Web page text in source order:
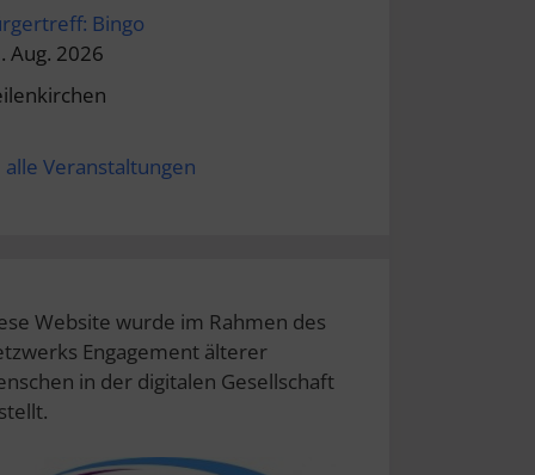
Bingo
Aug. 2026
alle Veranstaltungen
Website wurde im Rahmen des
Engagement älterer
in der digitalen Gesellschaft